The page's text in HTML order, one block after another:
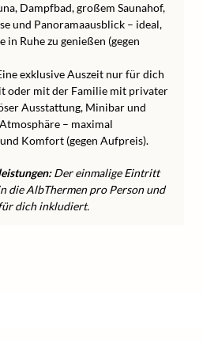
Dampfbad, großem Saunahof,
und Panoramaausblick – ideal,
in Ruhe zu genießen (gegen
exklusive Auszeit nur für dich
oder mit der Familie mit privater
Ausstattung, Minibar und
– maximal
Komfort (gegen Aufpreis).
Der einmalige Eintritt
die AlbThermen pro Person und
dich inkludiert.